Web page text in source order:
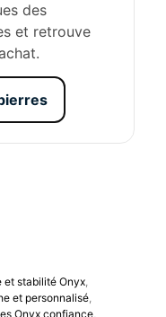
des
et retrouve
et stabilité Onyx,
et personnalisé,
Onyx confiance